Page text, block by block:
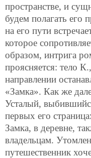
пространстве, и
будем полагать его
на его пути
которое
образом, интрига
проясняется: тело
направлении
«Замка». Как же
Усталый,
первых его
Замка, в деревне,
владельцам.
путешественник